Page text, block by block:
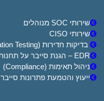
שירותי SOC מנוהלים
שירותי CISO
בדיקות חדירות (Penetration Testing)
EDR – הגנת סייבר על תחנות קצה
ניהול תאימות (Compliance)
ייעוץ והטמעת פתרונות סייבר